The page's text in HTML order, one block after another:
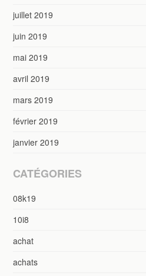
juillet 2019
juin 2019
mai 2019
avril 2019
mars 2019
février 2019
janvier 2019
CATÉGORIES
08k19
10i8
achat
achats